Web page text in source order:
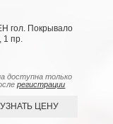
гол. Покрывало
1 пр.
доступна только
регистрации
УЗНАТЬ ЦЕНУ